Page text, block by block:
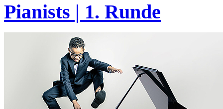
Pianists | 1. Runde